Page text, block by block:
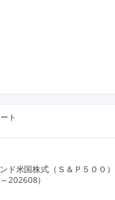
ト
ド米国株式（Ｓ＆Ｐ５００）
202608）